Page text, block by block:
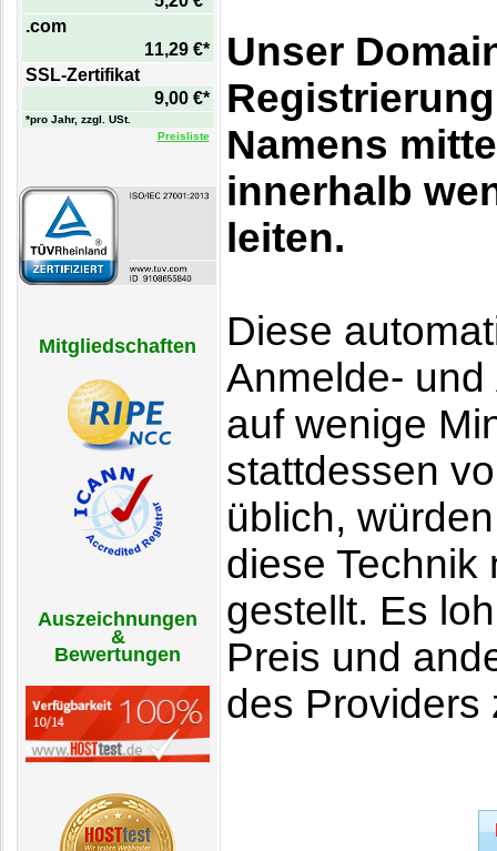
.com
11,29 €*
SSL-Zertifikat
9,00 €*
*pro Jahr, zzgl. USt.
Preisliste
Mitgliedschaften
Auszeichnungen
&
Bewertungen
Unser
Namens
innerhalb
leiten.
Diese
Anmelde-
auf wenige
stattdessen
üblich,
diese Technik
gestellt. Es
Preis und
des Providers